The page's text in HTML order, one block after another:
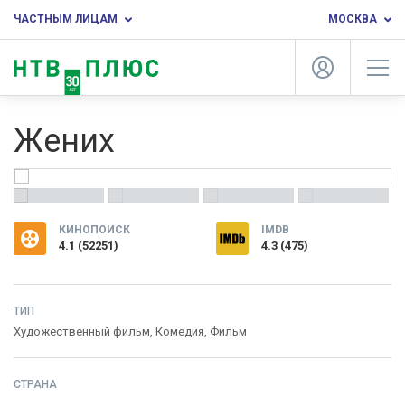
ЧАСТНЫМ ЛИЦАМ МОСКВА
Жених
КИНОПОИСК
4.1 (52251)
IMDB
4.3 (475)
ТИП
Художественный фильм, Комедия, Фильм
СТРАНА